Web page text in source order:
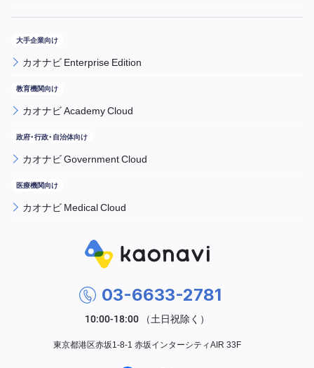
カオナビ Enterprise Edition
カオナビ Academy Cloud
カオナビ Government Cloud
カオナビ Medical Cloud
03-6633-2781
東京都港区赤坂1-8-1 赤坂インターシティAIR 33F